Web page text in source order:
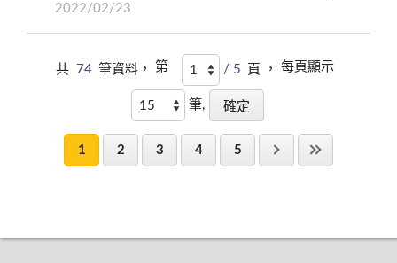
2022/02/23
共 74 筆資料， 第 / 5 頁 ，每頁顯示
筆,
1 2 3 4 5